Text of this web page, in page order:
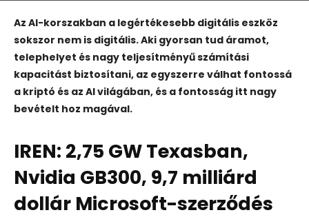
Az AI-korszakban a legértékesebb digitális eszköz
sokszor nem is digitális. Aki gyorsan tud áramot,
telephelyet és nagy teljesítményű számítási
kapacitást biztosítani, az egyszerre válhat fontossá
a kriptó és az AI világában, és a fontosság itt nagy
bevételt hoz magával.
IREN: 2,75 GW Texasban,
Nvidia GB300, 9,7 milliárd
dollár Microsoft-szerződés